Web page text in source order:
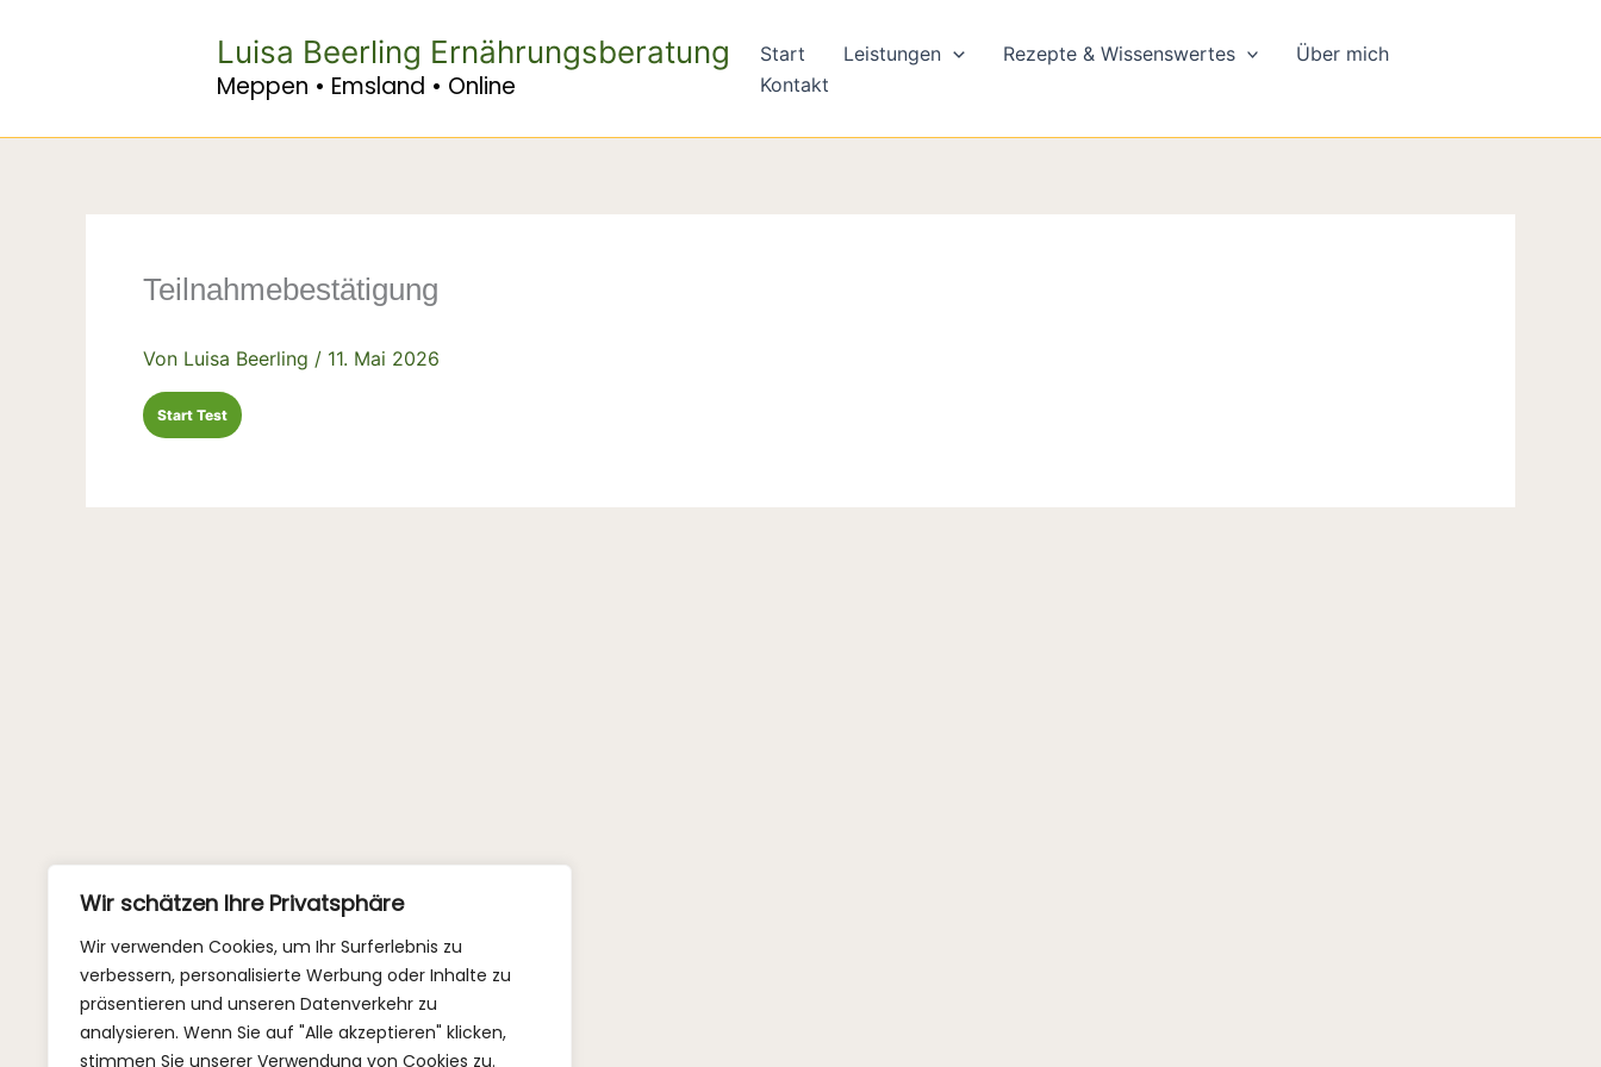
Wir schätzen Ihre Privatsphäre
Wir verwenden Cookies, um Ihr Surferlebnis zu
verbessern, personalisierte Werbung oder Inhalte zu
präsentieren und unseren Datenverkehr zu
analysieren. Wenn Sie auf "Alle akzeptieren" klicken,
stimmen Sie unserer Verwendung von Cookies zu.
Luisa Beerling Ernährungsberatung
Meppen • Emsland • Online
Start Leistungen Rezepte & Wissenswertes
Über mich
Kontakt
Teilnahmebestätigung
Von Luisa Beerling / 11. Mai 2026